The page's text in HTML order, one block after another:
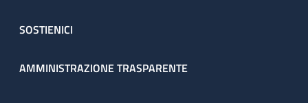
SOSTIENICI
AMMINISTRAZIONE TRASPARENTE